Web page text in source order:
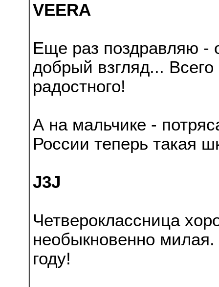
VEERA
Еще раз поздравляю -
добрый взгляд...
радостного!
А на мальчике -
России теперь такая
J3J
Четвероклассница
необыкновенно
году!